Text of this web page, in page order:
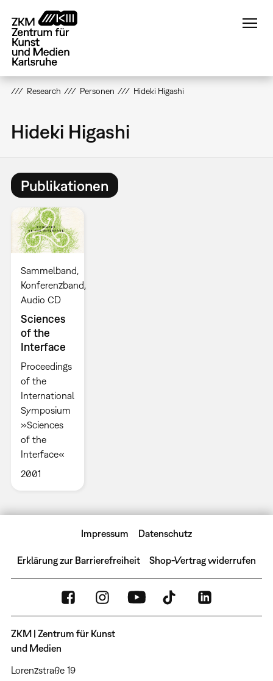
zum
Inhalt
Research Personen Hideki Higashi
Hideki Higashi
Publikationen
Sammelband
Konferenzband
Audio CD
Sciences
of the
Interface
Proceedings
of the
International
Symposium
»Sciences
of the
Interface«
2001
Impressum Datenschutz
Erklärung zur Barrierefreiheit Shop-Vertrag widerrufen
ZKM | Zentrum für Kunst
und Medien
Lorenzstraße 19